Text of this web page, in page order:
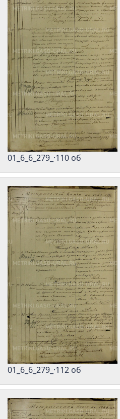
01_6_6_279_·110 об
01_6_6_279_·112 об